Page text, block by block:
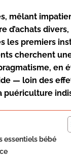
mêlant
premiers
cherchent
en
— loin des
essentiels bébé